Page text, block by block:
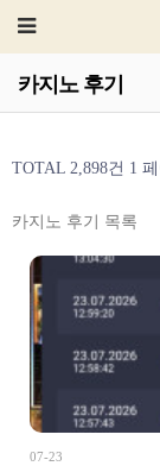
카지노 후기
TOTAL 2,898건 1
카지노 후기 목록
07-23